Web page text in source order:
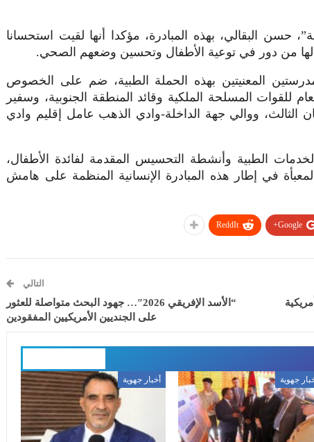
حسن البقالي، بهذه المبادرة، مؤكدا أنها لقيت استحسانا
لها من دور في توعية الأطفال وتحسين وضعهم الصحي.
المعنيتين بهذه الحملة الطبية، ضم على الخصوص
للقوات المسلحة الملكية وقائد المنطقة الجنوبية، وسفير
الثالث، ووالي جهة الداخلة-وادي الذهب عامل إقليم وادي
الطبية وأنشطة التحسيس المقدمة لفائدة الأطفال،
في إطار هذه المبادرة الإنسانية المنظمة على هامش
Google+
ReddIt
التالي
“الأسد الإفريقي 2026″… جهود البحث متواصلة للعثور
على الجنديين الأمريكيين المفقودين
جهوية أخبار جهوية